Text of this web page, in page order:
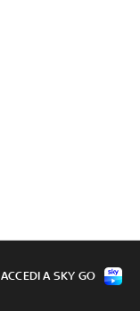
ACCEDI A SKY GO